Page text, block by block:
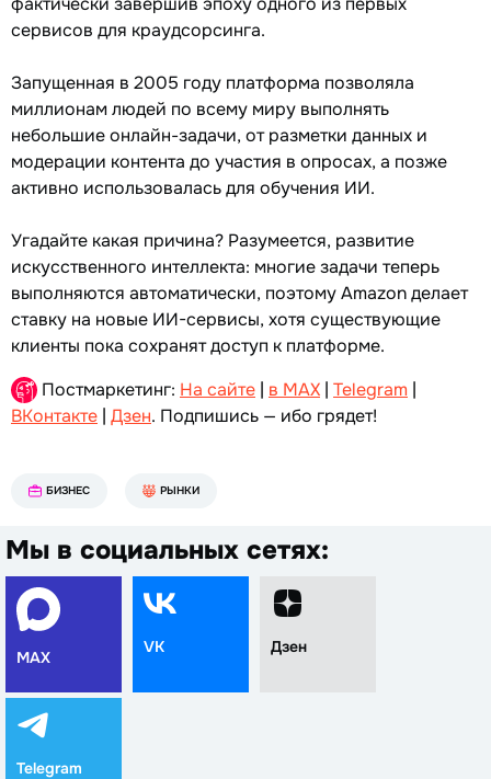
сервисов для краудсорсинга.
Запущенная в 2005 году платформа позволяла
миллионам людей по всему миру выполнять
небольшие онлайн-задачи, от разметки данных и
модерации контента до участия в опросах, а позже
активно использовалась для обучения ИИ.
Угадайте какая причина? Разумеется, развитие
искусственного интеллекта: многие задачи теперь
выполняются автоматически, поэтому Amazon делает
ставку на новые ИИ-сервисы, хотя существующие
клиенты пока сохранят доступ к платформе.
Постмаркетинг: На сайте | в MAX | Telegram |
ВКонтакте | Дзен. Подпишись — ибо грядет!
БИЗНЕС РЫНКИ
Мы в социальных сетях:
MAX
VK Дзен
Telegram